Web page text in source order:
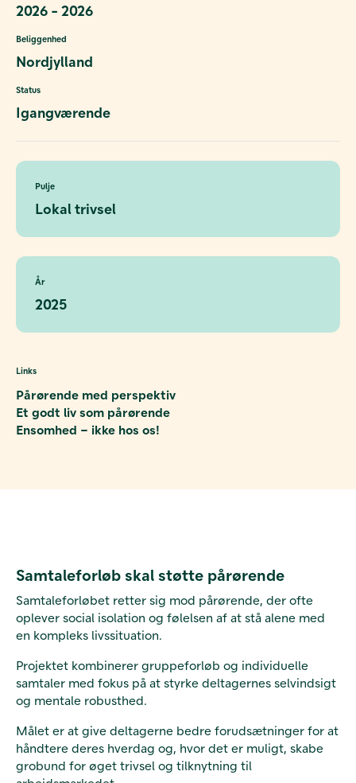
2026 - 2026
Beliggenhed
Nordjylland
Status
Igangværende
Pulje
Lokal trivsel
År
2025
Links
Pårørende med perspektiv
Et godt liv som pårørende
Ensomhed – ikke hos os!
Samtaleforløb skal støtte pårørende
Samtaleforløbet retter sig mod pårørende, der ofte
oplever social isolation og følelsen af at stå alene med
en kompleks livssituation.
Projektet kombinerer gruppeforløb og individuelle
samtaler med fokus på at styrke deltagernes selvindsigt
og mentale robusthed.
Målet er at give deltagerne bedre forudsætninger for at
håndtere deres hverdag og, hvor det er muligt, skabe
grobund for øget trivsel og tilknytning til